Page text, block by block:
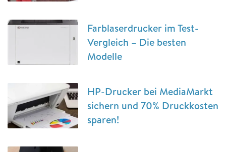
Farblaserdrucker im Test-
Vergleich – Die besten
Modelle
HP-Drucker bei MediaMarkt
sichern und 70% Druckkosten
sparen!